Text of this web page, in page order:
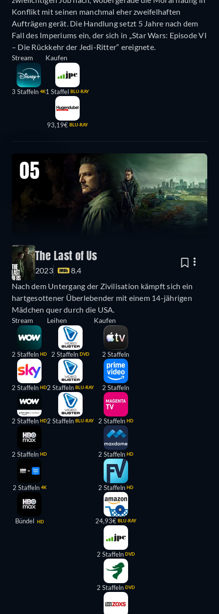
Konflikt mit seinen manchmal eher zweifelhaften
Aufträgen gerät. Die Handlung setzt 5 Jahre nach dem
Fall des Imperiums ein, der sich in „Star Wars: Episode VI
– Die Rückkehr der Jedi-Ritter“ ereignete.
Stream
3 Staffeln 4K
Kaufen
1 Staffel BLU-RAY
93,19€ BLU-RAY
05
The Last of Us
2023
8.4
Nach dem Untergang der Zivilisation kämpft sich ein
hartgesottener Überlebender mit einem 14-jährigen
Mädchen quer durch die USA.
Stream
2 Staffeln HD
2 Staffeln HD
2 Staffeln HD
2 Staffeln HD
2 Staffeln 4K
Bündel HD
Leihen
2 Staffeln DVD
2 Staffeln BLU-RAY
2 Staffeln BLU-RAY
Kaufen
2 Staffeln
2 Staffeln
2 Staffeln HD
2 Staffeln HD
2 Staffeln HD
24,93€ BLU-RAY
2 Staffeln DVD
2 Staffeln DVD